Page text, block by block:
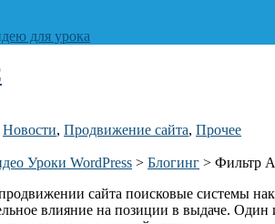
для урока
Новости, Продвижение сайта, Прочее
Уроки WordPress > Блогинг > Фильтр
сайта поисковые системы
влияние на позиции в выдаче.